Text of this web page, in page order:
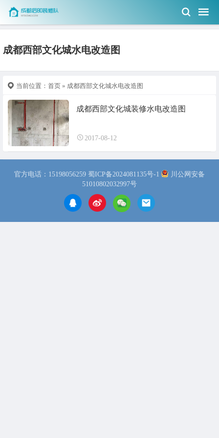
成都西部文化城水电改造图
当前位置： 首页 » 成都西部文化城水电改造图
成都西部文化城装修水电改造图
2017-08-12
官方电话：15198056259 蜀ICP备2024081135号-1
川公网安备
51010802032997号